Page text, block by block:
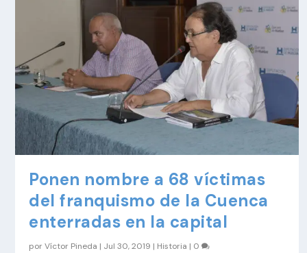
Ponen nombre a 68 víctimas
del franquismo de la Cuenca
enterradas en la capital
porVíctor Pineda | Jul 30, 2019 | Historia | 0